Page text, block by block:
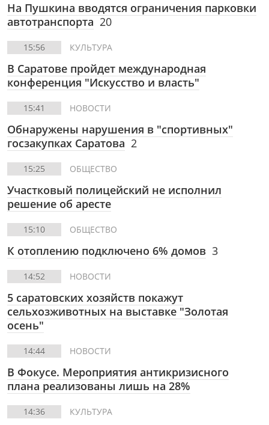
На Пушкина вводятся ограничения парковки
автотранспорта 20
15:56 КУЛЬТУРА
В Саратове пройдет международная
конференция "Искусство и власть"
15:41 НОВОСТИ
Обнаружены нарушения в "спортивных"
госзакупках Саратова 2
15:25 ОБЩЕСТВО
Участковый полицейский не исполнил
решение об аресте
15:10 ОБЩЕСТВО
К отоплению подключено 6% домов 3
14:52 НОВОСТИ
5 саратовских хозяйств покажут
сельхозживотных на выставке "Золотая
осень"
14:44 НОВОСТИ
В Фокусе. Мероприятия антикризисного
плана реализованы лишь на 28%
14:36 КУЛЬТУРА